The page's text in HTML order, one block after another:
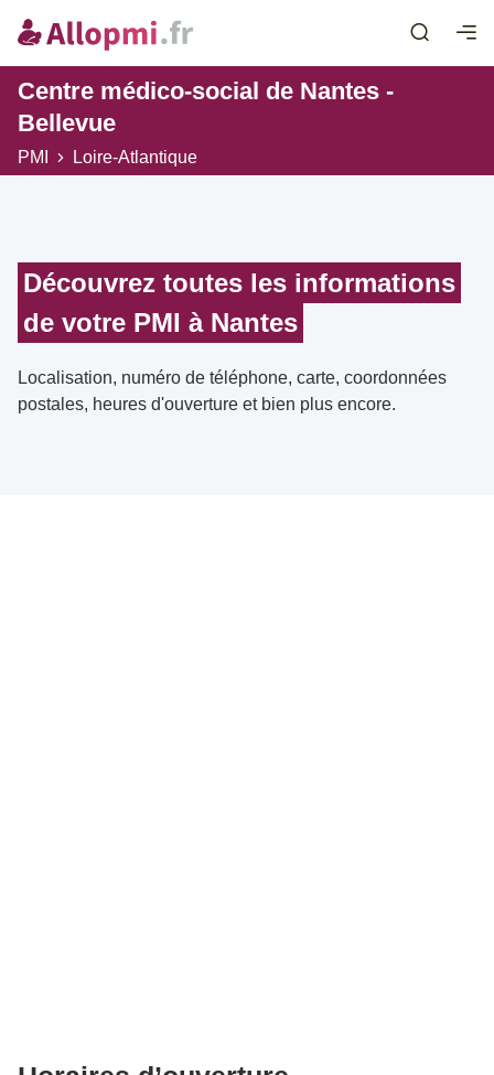
Centre médico-social de Nantes -
Bellevue
PMI Loire-Atlantique
Découvrez toutes les informations
de votre PMI à Nantes
Localisation, numéro de téléphone, carte, coordonnées
postales, heures d'ouverture et bien plus encore.